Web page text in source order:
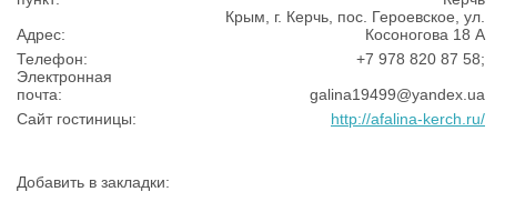
Адрес:
Крым, г. Керчь, пос. Героевское, ул.
Косоногова 18 А
Телефон:
+7 978 820 87 58;
Электронная
почта:
galina19499@yandex.ua
Сайт гостиницы:
http://afalina-kerch.ru/
Добавить в закладки: